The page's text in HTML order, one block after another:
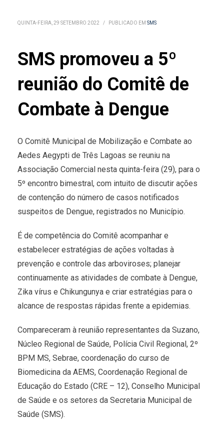
QUINTA-FEIRA, 29 SETEMBRO 2022 / PUBLICADO EM SMS
SMS promoveu a 5º
reunião do Comitê de
Combate à Dengue
O Comitê Municipal de Mobilização e Combate ao
Aedes Aegypti de Três Lagoas se reuniu na
Associação Comercial nesta quinta-feira (29), para o
5º encontro bimestral, com intuito de discutir ações
de contenção do número de casos notificados
suspeitos de Dengue, registrados no Município.
É de competência do Comitê acompanhar e
estabelecer estratégias de ações voltadas à
prevenção e controle das arboviroses; planejar
continuamente as atividades de combate à Dengue,
Zika vírus e Chikungunya e criar estratégias para o
alcance de respostas rápidas frente a epidemias.
Compareceram à reunião representantes da Suzano,
Núcleo Regional de Saúde, Polícia Civil Regional, 2º
BPM MS, Sebrae, coordenação do curso de
Biomedicina da AEMS, Coordenação Regional de
Educação do Estado (CRE – 12), Conselho Municipal
de Saúde e os setores da Secretaria Municipal de
Saúde (SMS).